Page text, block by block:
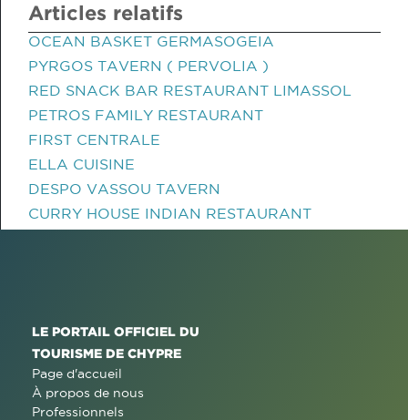
Articles relatifs
OCEAN BASKET GERMASOGEIA
PYRGOS TAVERN ( PERVOLIA )
RED SNACK BAR RESTAURANT LIMASSOL
PETROS FAMILY RESTAURANT
FIRST CENTRALE
ELLA CUISINE
DESPO VASSOU TAVERN
CURRY HOUSE INDIAN RESTAURANT
LE PORTAIL OFFICIEL DU
TOURISME DE CHYPRE
Page d'accueil
À propos de nous
Professionnels